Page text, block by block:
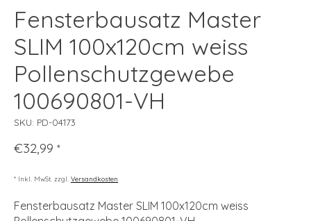
Fensterbausatz Master
SLIM 100x120cm weiss
Pollenschutzgewebe
100690801-VH
SKU: PD-04173
€32,99 *
* Inkl. MwSt. zzgl. Versandkosten
Fensterbausatz Master SLIM 100x120cm weiss